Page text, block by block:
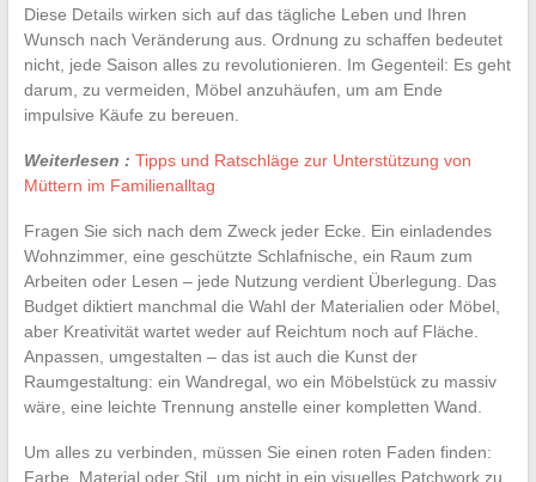
Diese Details wirken sich auf das tägliche Leben und Ihren
Wunsch nach Veränderung aus. Ordnung zu schaffen bedeutet
nicht, jede Saison alles zu revolutionieren. Im Gegenteil: Es geht
darum, zu vermeiden, Möbel anzuhäufen, um am Ende
impulsive Käufe zu bereuen.
Weiterlesen : Tipps und Ratschläge zur Unterstützung von
Müttern im Familienalltag
Fragen Sie sich nach dem Zweck jeder Ecke. Ein einladendes
Wohnzimmer, eine geschützte Schlafnische, ein Raum zum
Arbeiten oder Lesen – jede Nutzung verdient Überlegung. Das
Budget diktiert manchmal die Wahl der Materialien oder Möbel,
aber Kreativität wartet weder auf Reichtum noch auf Fläche.
Anpassen, umgestalten – das ist auch die Kunst der
Raumgestaltung: ein Wandregal, wo ein Möbelstück zu massiv
wäre, eine leichte Trennung anstelle einer kompletten Wand.
Um alles zu verbinden, müssen Sie einen roten Faden finden:
Farbe, Material oder Stil, um nicht in ein visuelles Patchwork zu